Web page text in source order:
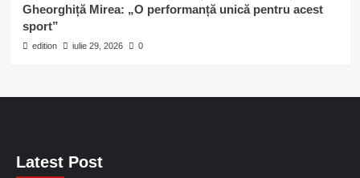
Gheorghiță Mirea: „O performanță unică pentru acest
sport”
edition iulie 29, 2026 0
Latest Post